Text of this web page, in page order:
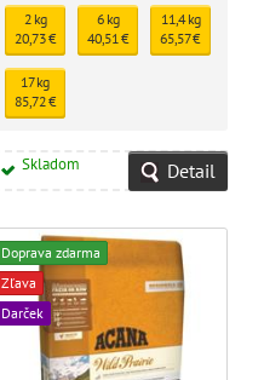
2 kg
20,73 €
6 kg
40,51 €
11,4 kg
65,57 €
17 kg
85,72 €
Skladom Detail
Doprava zdarma
Zľava
Darček